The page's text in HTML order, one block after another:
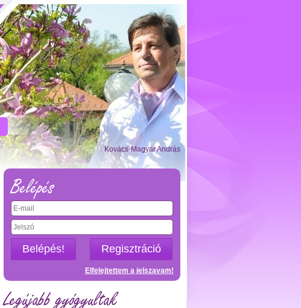
Kovács-Magyar András
Belépés
Belépés! Regisztráció
Elfelejtettem a jelszavam!
Legújabb gyógyultak